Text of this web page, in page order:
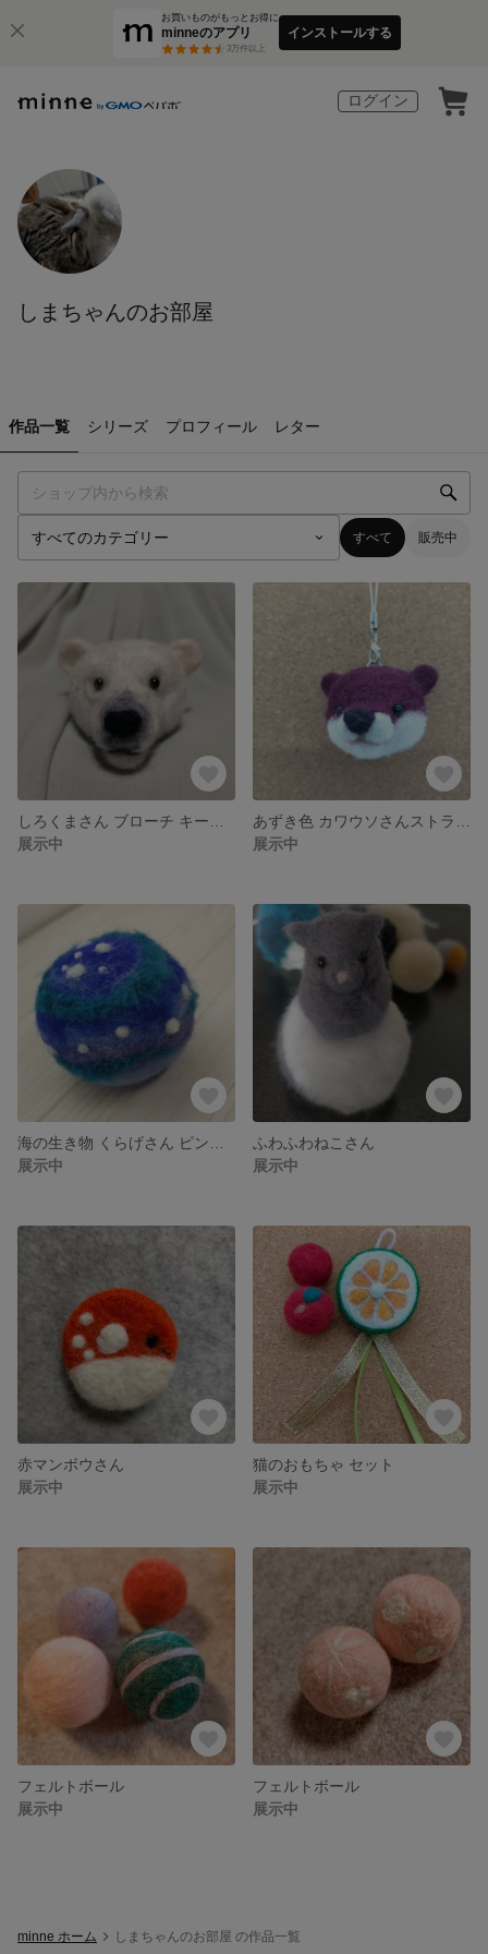
お買いものがもっとお得に
minneのアプリ
3万件以上
インストールする
ログイン
しまちゃんのお部屋
作品一覧 シリーズ プロフィール レター
すべて 販売中
展示中
展示中
展示中
ふわふわねこさん
展示中
赤マンボウさん
展示中
猫のおもちゃ セット
展示中
フェルトボール
展示中
フェルトボール
展示中
minne ホーム しまちゃんのお部屋 の作品一覧